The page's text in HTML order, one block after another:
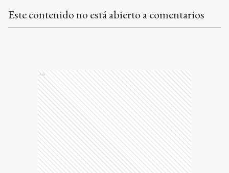
Este contenido no está abierto a comentarios
Ads